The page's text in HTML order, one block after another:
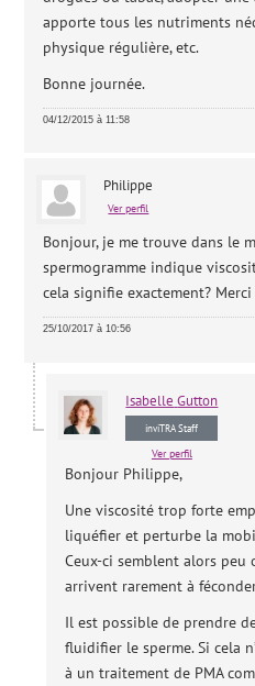
apporte tous les nutriments
physique régulière, etc.
Bonne journée.
04/12/2015 à 11:58
Philippe
Ver perfil
Bonjour, je me trouve dans le
spermogramme indique
cela signifie exactement? Merci
25/10/2017 à 10:56
Isabelle Gutton
inviTRA Staff
Ver perfil
Bonjour Philippe,
Une viscosité trop forte
liquéfier et perturbe la
Ceux-ci semblent alors
arrivent rarement à
Il est possible de prendre
fluidifier le sperme. Si cela
à un traitement de PMA